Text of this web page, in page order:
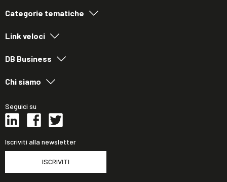
Categorie tematiche
Link veloci
DB Business
Chi siamo
Seguici su
Iscriviti alla newsletter
ISCRIVITI